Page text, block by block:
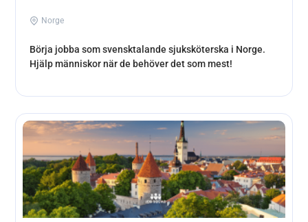
Norge
Börja jobba som svensktalande sjuksköterska i Norge.
Hjälp människor när de behöver det som mest!